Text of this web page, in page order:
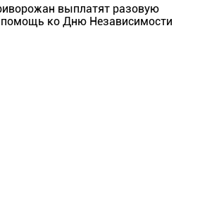
выплатят разовую
ко Дню Независимости